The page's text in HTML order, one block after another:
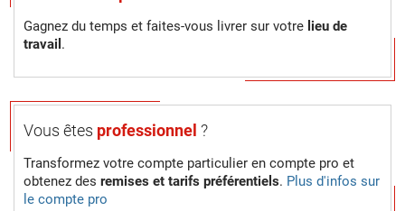
Gagnez du temps et faites-vous livrer sur votre lieu de
travail .
Vous êtes professionnel ?
Transformez votre compte particulier en compte pro et
obtenez des remises et tarifs préférentiels. Plus d'infos sur
le compte pro